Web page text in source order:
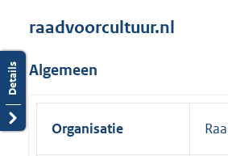
raadvoorcultuur.nl
Algemeen
Organisatie